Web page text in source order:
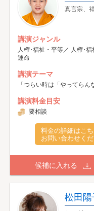
真言宗、
講演ジャンル
人権･福祉・平等／ 人権･
運命
講演テーマ
「つらい時は「やってらん
講演料金目安
要相談
料金の詳細はこ
お問い合わせく
候補に入れる
松田陽